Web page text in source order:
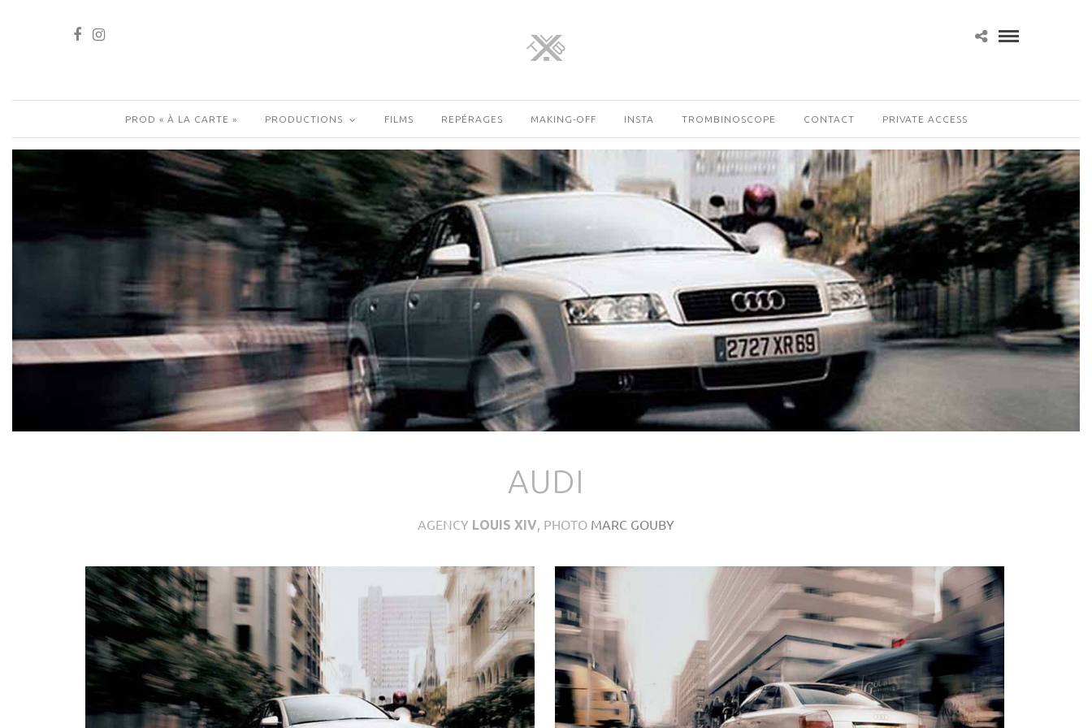
PROD « À LA CARTE » PRODUCTIONS FILMS REPÉRAGES MAKING-OFF INSTA TROMBINOSCOPE CONTACT PRIVATE ACCESS
AUDI
AGENCY LOUIS XIV, PHOTO MARC GOUBY